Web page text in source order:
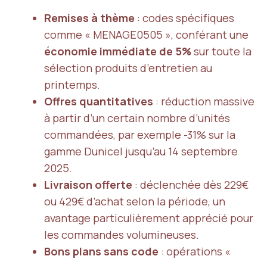
Remises à thème : codes spécifiques
comme « MENAGE0505 », conférant une
économie immédiate de 5%sur toute la
sélection produits d’entretien au
printemps.
Offres quantitatives : réduction massive
à partir d’un certain nombre d’unités
commandées, par exemple -31% sur la
gamme Dunicel jusqu’au 14 septembre
2025.
Livraison offerte : déclenchée dès 229€
ou 429€ d’achat selon la période, un
avantage particulièrement apprécié pour
les commandes volumineuses.
Bons plans sans code : opérations «